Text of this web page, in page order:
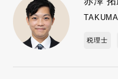
税理士